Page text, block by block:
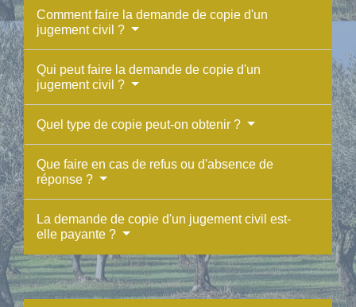
Comment faire la demande de copie d'un
jugement civil ?
Qui peut faire la demande de copie d'un
jugement civil ?
Quel type de copie peut-on obtenir ?
Que faire en cas de refus ou d'absence de
réponse ?
La demande de copie d'un jugement civil est-
elle payante ?